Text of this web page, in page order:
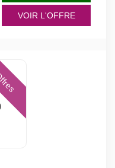
VOIR L'OFFRE